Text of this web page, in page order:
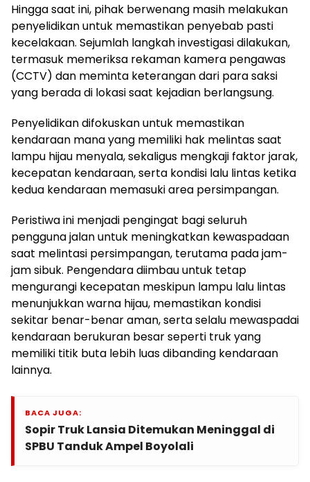
Hingga saat ini, pihak berwenang masih melakukan
penyelidikan untuk memastikan penyebab pasti
kecelakaan. Sejumlah langkah investigasi dilakukan,
termasuk memeriksa rekaman kamera pengawas
(CCTV) dan meminta keterangan dari para saksi
yang berada di lokasi saat kejadian berlangsung.
Penyelidikan difokuskan untuk memastikan
kendaraan mana yang memiliki hak melintas saat
lampu hijau menyala, sekaligus mengkaji faktor jarak,
kecepatan kendaraan, serta kondisi lalu lintas ketika
kedua kendaraan memasuki area persimpangan.
Peristiwa ini menjadi pengingat bagi seluruh
pengguna jalan untuk meningkatkan kewaspadaan
saat melintasi persimpangan, terutama pada jam-
jam sibuk. Pengendara diimbau untuk tetap
mengurangi kecepatan meskipun lampu lalu lintas
menunjukkan warna hijau, memastikan kondisi
sekitar benar-benar aman, serta selalu mewaspadai
kendaraan berukuran besar seperti truk yang
memiliki titik buta lebih luas dibanding kendaraan
lainnya.
BACA JUGA:
Sopir Truk Lansia Ditemukan Meninggal di
SPBU Tanduk Ampel Boyolali